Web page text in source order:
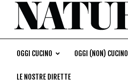
OGGI CUCINO OGGI (NON) CUCINO
LE NOSTRE DIRETTE